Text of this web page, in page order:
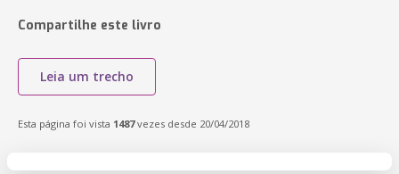
Compartilhe este livro
Leia um trecho
Esta página foi vista 1487vezes desde 20/04/2018